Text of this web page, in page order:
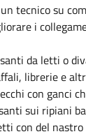
tecnico su
i
da letti o
librerie e
con ganci
sui ripiani
con del nastro